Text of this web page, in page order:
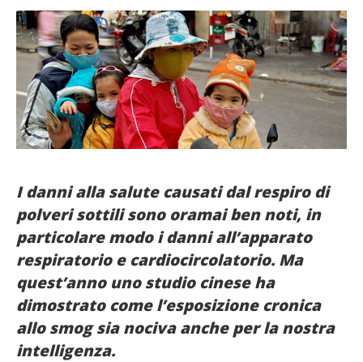
Contatti
Italiano
German
English
Spanish
Italiano
rassegna stampa
I danni alla salute causati dal respiro di
polveri sottili sono oramai ben noti, in
particolare modo i danni all’apparato
respiratorio e cardiocircolatorio. Ma
quest’anno uno studio cinese ha
dimostrato come l’esposizione cronica
allo smog sia nociva anche per la nostra
intelligenza.